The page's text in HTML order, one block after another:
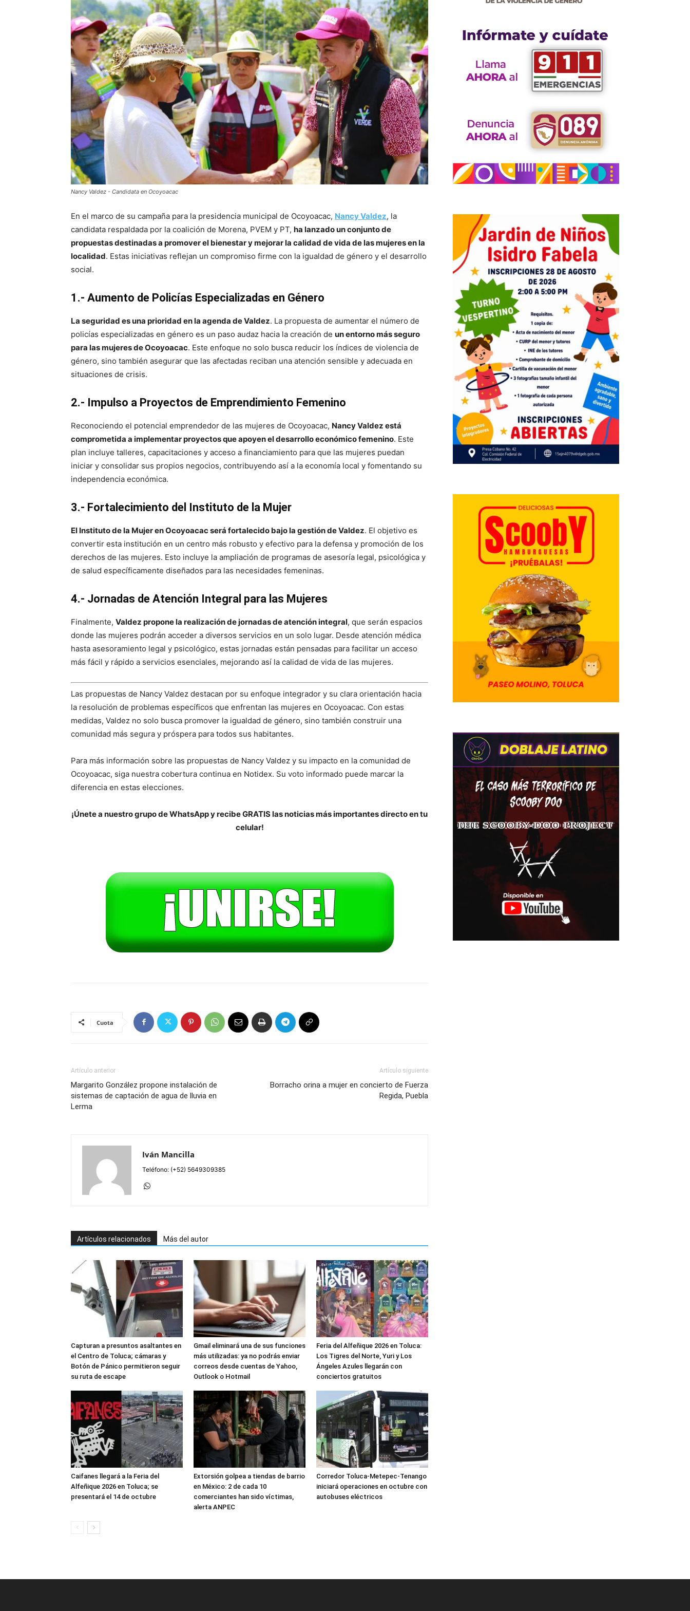
Nancy Valdez - Candidata en Ocoyoacac
En el marco de su campaña para la presidencia municipal de Ocoyoacac, Nancy Valdez, la
candidata respaldada por la coalición de Morena, PVEM y PT, ha lanzado un conjunto de
propuestas destinadas a promover el bienestar y mejorar la calidad de vida de las mujeres en la
localidad. Estas iniciativas reflejan un compromiso firme con la igualdad de género y el desarrollo
social.
1.- Aumento de Policías Especializadas en Género
La seguridad es una prioridad en la agenda de Valdez. La propuesta de aumentar el número de
policías especializadas en género es un paso audaz hacia la creación de un entorno más seguro
para las mujeres de Ocoyoacac. Este enfoque no solo busca reducir los índices de violencia de
género, sino también asegurar que las afectadas reciban una atención sensible y adecuada en
situaciones de crisis.
2.- Impulso a Proyectos de Emprendimiento Femenino
Reconociendo el potencial emprendedor de las mujeres de Ocoyoacac, Nancy Valdez está
comprometida a implementar proyectos que apoyen el desarrollo económico femenino. Este
plan incluye talleres, capacitaciones y acceso a financiamiento para que las mujeres puedan
iniciar y consolidar sus propios negocios, contribuyendo así a la economía local y fomentando su
independencia económica.
3.- Fortalecimiento del Instituto de la Mujer
El Instituto de la Mujer en Ocoyoacac será fortalecido bajo la gestión de Valdez. El objetivo es
convertir esta institución en un centro más robusto y efectivo para la defensa y promoción de los
derechos de las mujeres. Esto incluye la ampliación de programas de asesoría legal, psicológica y
de salud específicamente diseñados para las necesidades femeninas.
4.- Jornadas de Atención Integral para las Mujeres
Finalmente, Valdez propone la realización de jornadas de atención integral, que serán espacios
donde las mujeres podrán acceder a diversos servicios en un solo lugar. Desde atención médica
hasta asesoramiento legal y psicológico, estas jornadas están pensadas para facilitar un acceso
más fácil y rápido a servicios esenciales, mejorando así la calidad de vida de las mujeres.
Las propuestas de Nancy Valdez destacan por su enfoque integrador y su clara orientación hacia
la resolución de problemas específicos que enfrentan las mujeres en Ocoyoacac. Con estas
medidas, Valdez no solo busca promover la igualdad de género, sino también construir una
comunidad más segura y próspera para todos sus habitantes.
Para más información sobre las propuestas de Nancy Valdez y su impacto en la comunidad de
Ocoyoacac, siga nuestra cobertura continua en Notidex. Su voto informado puede marcar la
diferencia en estas elecciones.
¡Únete a nuestro grupo de WhatsApp y recibe GRATIS las noticias más importantes directo en tu
celular!
Cuota
Artículo anterior
Margarito González propone instalación de
sistemas de captación de agua de lluvia en
Lerma
Artículo siguiente
Borracho orina a mujer en concierto de Fuerza
Regida, Puebla
Iván Mancilla
Teléfono: (+52) 5649309385
Artículos relacionados Más del autor
Capturan a presuntos asaltantes en
el Centro de Toluca; cámaras y
Botón de Pánico permitieron seguir
su ruta de escape
Gmail eliminará una de sus funciones
más utilizadas: ya no podrás enviar
correos desde cuentas de Yahoo,
Outlook o Hotmail
Feria del Alfeñique 2026 en Toluca:
Los Tigres del Norte, Yuri y Los
Ángeles Azules llegarán con
conciertos gratuitos
Caifanes llegará a la Feria del
Alfeñique 2026 en Toluca; se
presentará el 14 de octubre
Extorsión golpea a tiendas de barrio
en México: 2 de cada 10
comerciantes han sido víctimas,
alerta ANPEC
Corredor Toluca-Metepec-Tenango
iniciará operaciones en octubre con
autobuses eléctricos